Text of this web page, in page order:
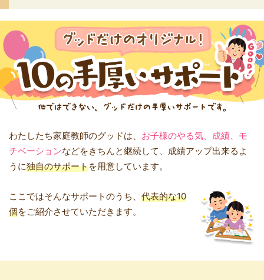
わたしたち家庭教師のグッドは、 お子様のやる気、成績、モ
チベーションなどをきちんと継続して、成績アップ出来るよ
うに独自のサポートを用意しています。
ここではそんなサポートのうち、 代表的な10
個をご紹介させていただきます。